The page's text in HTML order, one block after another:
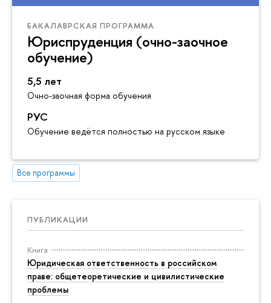
БАКАЛАВРСКАЯ ПРОГРАММА
Юриспруденция (очно-заочное
обучение)
5,5 лет
Очно-заочная форма обучения
РУС
Обучение ведётся полностью на русском языке
Все программы
ПУБЛИКАЦИИ
Книга
Юридическая ответственность в российском
праве: общетеоретические и цивилистические
проблемы